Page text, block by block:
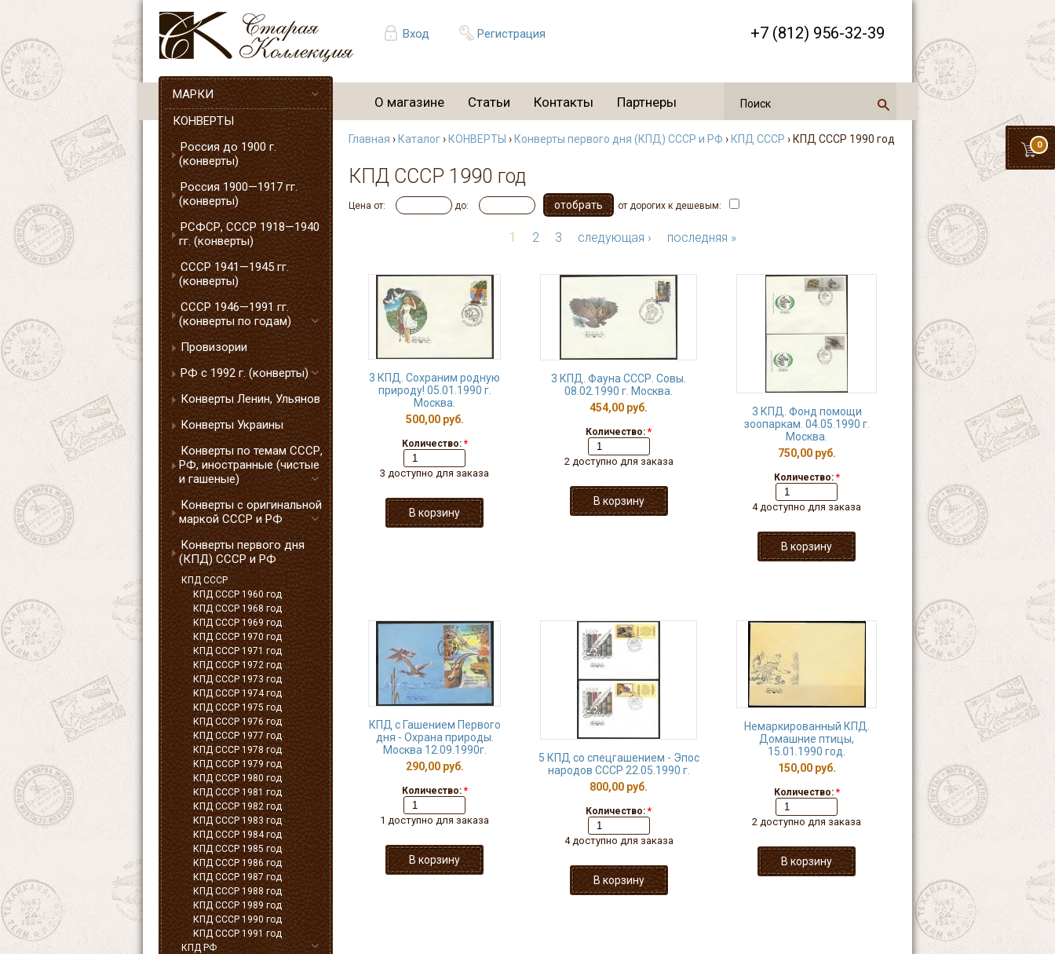
Вход Регистрация +7 (812) 956-32-39
0
О магазине Статьи Контакты Партнеры
МАРКИ
КОНВЕРТЫ
Россия до 1900 г.
(конверты)
Россия 1900—1917 гг.
(конверты)
РСФСР, СССР 1918—1940
гг. (конверты)
СССР 1941—1945 гг.
(конверты)
СССР 1946—1991 гг.
(конверты по годам)
Провизории
РФ с 1992 г. (конверты)
Конверты Ленин, Ульянов
Конверты Украины
Конверты по темам СССР,
РФ, иностранные (чистые
и гашеные)
Конверты с оригинальной
маркой СССР и РФ
Конверты первого дня
(КПД) СССР и РФ
КПД СССР
КПД СССР 1960 год
КПД СССР 1968 год
КПД СССР 1969 год
КПД СССР 1970 год
КПД СССР 1971 год
КПД СССР 1972 год
КПД СССР 1973 год
КПД СССР 1974 год
КПД СССР 1975 год
КПД СССР 1976 год
КПД СССР 1977 год
КПД СССР 1978 год
КПД СССР 1979 год
КПД СССР 1980 год
КПД СССР 1981 год
КПД СССР 1982 год
КПД СССР 1983 год
КПД СССР 1984 год
КПД СССР 1985 год
КПД СССР 1986 год
КПД СССР 1987 год
КПД СССР 1988 год
КПД СССР 1989 год
КПД СССР 1990 год
КПД СССР 1991 год
КПД РФ
Главная › Каталог› КОНВЕРТЫ › Конверты первого дня (КПД) СССР и РФ › КПД СССР › КПД СССР 1990 год
КПД СССР 1990 год
Цена от: до: от дорогих к дешевым:
1 2 3 следующая › последняя »
3 КПД. Сохраним родную
природу! 05.01.1990 г.
Москва.
500,00 руб.
Количество: *
3 доступно для заказа
3 КПД. Фауна СССР. Совы.
08.02.1990 г. Москва.
454,00 руб.
Количество: *
2 доступно для заказа
3 КПД. Фонд помощи
зоопаркам. 04.05.1990 г.
Москва.
750,00 руб.
Количество: *
4 доступно для заказа
КПД с Гашением Первого
дня - Охрана природы.
Москва 12.09.1990г.
290,00 руб.
Количество: *
1 доступно для заказа
5 КПД со спецгашением - Эпос
народов СССР 22.05.1990 г.
800,00 руб.
Количество: *
4 доступно для заказа
Немаркированный КПД.
Домашние птицы,
15.01.1990 год.
150,00 руб.
Количество: *
2 доступно для заказа